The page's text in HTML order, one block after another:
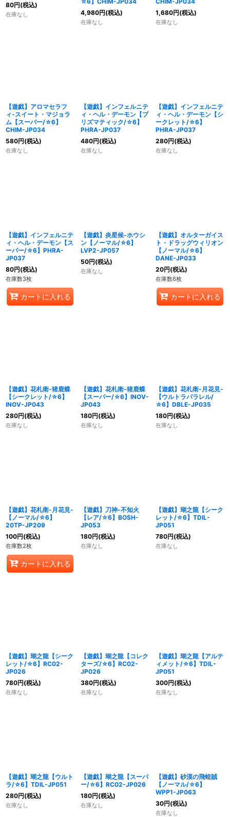
80円(税込)
在庫なし
4,980円(税込)
在庫なし
1,680円(税込)
在庫なし
【遊戯】アロマセラフ
ィ-スイート・マジョラ
ム【スーパー/☆6】
CHIM-JP034
580円(税込)
在庫なし
【遊戯】インフェルニテ
ィ・ヘル・デーモン【プ
リズマティック/☆6】
PHRA-JP037
480円(税込)
在庫なし
【遊戯】インフェルニテ
ィ・ヘル・デーモン【シ
ークレット/☆6】
PHRA-JP037
280円(税込)
在庫なし
【遊戯】インフェルニテ
ィ・ヘル・デーモン【ス
ーパー/☆6】PHRA-
JP037
80円(税込)
在庫数3枚
カートに入れる
【遊戯】炎星候-ホウシ
ン【ノーマル/☆6】
LVP2-JP057
50円(税込)
在庫なし
【遊戯】オルターガイス
ト・ドラッグウィリオン
【ノーマル/☆6】
DANE-JP033
20円(税込)
在庫数6枚
カートに入れる
【遊戯】花札衛-猪鹿蝶
【シークレット/☆6】
INOV-JP043
280円(税込)
在庫なし
【遊戯】花札衛-猪鹿蝶
【スーパー/☆6】INOV-
JP043
180円(税込)
在庫なし
【遊戯】花札衛-月花見-
【ウルトラパラレル/
☆6】DBLE-JP035
180円(税込)
在庫なし
【遊戯】花札衛-月花見-
【ノーマル/☆6】
20TP-JP209
100円(税込)
在庫数2枚
カートに入れる
【遊戯】刀神-不知火
【レア/☆6】BOSH-
JP053
180円(税込)
在庫なし
【遊戯】瑚之龍【シーク
レット/☆6】TDIL-
JP051
780円(税込)
在庫なし
【遊戯】瑚之龍【シーク
レット/☆6】RC02-
JP026
780円(税込)
在庫なし
【遊戯】瑚之龍【コレク
ターズ/☆6】RC02-
JP026
380円(税込)
在庫なし
【遊戯】瑚之龍【アルテ
ィメット/☆6】TDIL-
JP051
300円(税込)
在庫なし
【遊戯】瑚之龍【ウルト
ラ/☆6】TDIL-JP051
280円(税込)
在庫なし
【遊戯】瑚之龍【スーパ
ー/☆6】RC02-JP026
180円(税込)
在庫なし
【遊戯】砂漠の飛蝗賊
【ノーマル/☆6】
WPP1-JP063
30円(税込)
在庫なし